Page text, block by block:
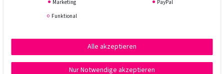
Joico InnerJoi Preserve Shampoo 300 ml
Marketing
PayPal
Funktional
Alle akzeptieren
Nur Notwendige akzeptieren